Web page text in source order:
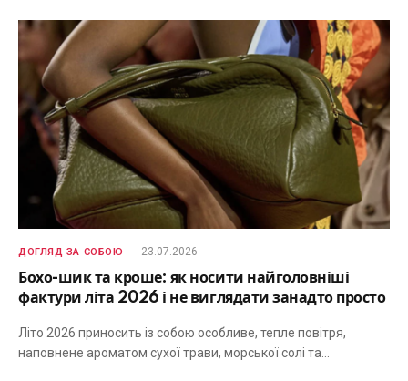
ДОГЛЯД ЗА СОБОЮ 23.07.2026
Бохо-шик та кроше: як носити найголовніші
фактури літа 2026 і не виглядати занадто просто
Літо 2026 приносить із собою особливе, тепле повітря,
наповнене ароматом сухої трави, морської солі та…